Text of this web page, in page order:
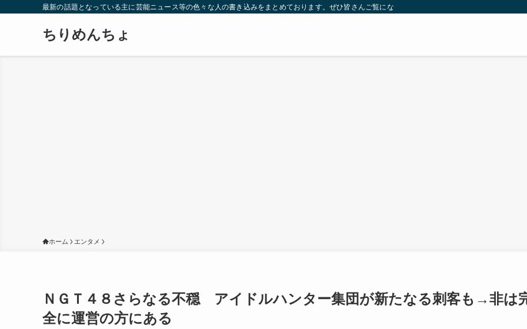
最新の話題となっている主に芸能ニュース等の色々な人の書き込みをまとめております。ぜひ皆さんご覧になっていってください。
ちりめんちょ
ホーム エンタメ
ＮＧＴ４８さらなる不穏 アイドルハンター集団が新たなる刺客も→非は
全に運営の方にある